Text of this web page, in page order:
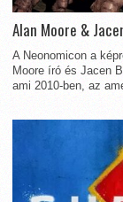
Alan Moore &
A Neonomicon a
Moore író és Jacen
ami 2010-ben, az